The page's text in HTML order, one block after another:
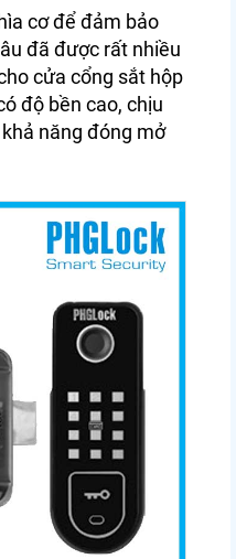
cơ để đảm bảo
đã được rất nhiều
cửa cổng sắt hộp
độ bền cao, chịu
năng đóng mở